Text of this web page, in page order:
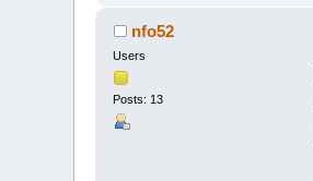
nfo52
Users
Posts: 13